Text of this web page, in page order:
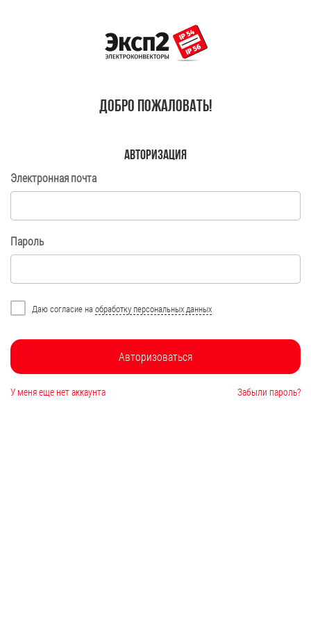
Добро пожаловать!
Авторизация
Электронная почта
Пароль
Даю согласие на обработку персональных данных
Авторизоваться
У меня еще нет аккаунта Забыли пароль?